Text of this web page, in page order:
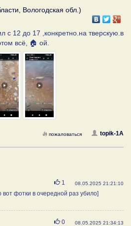
Вологодская обл.)
с 12 до 17 ,конкретно.на тверскую.в
всё, 🏠 ой.
topik-1A
пожаловаться
08.05.2025 21:21:10
Нравится
1
вот фотки в очередной раз убило]
08.05.2025 21:34:13
Нравится
0